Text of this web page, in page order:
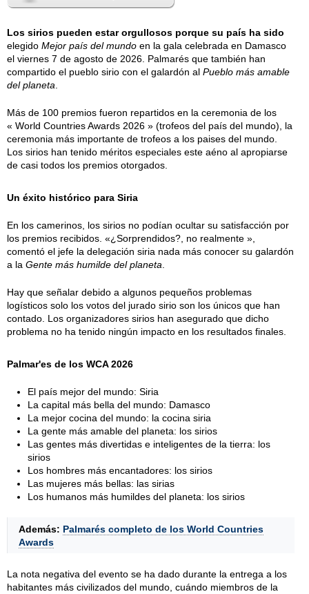
Los sirios pueden estar orgullosos porque su país ha sido
elegido Mejor país del mundo en la gala celebrada en Damasco
el viernes 7 de agosto de 2026 . Palmarés que también han
compartido el pueblo sirio con el galardón al Pueblo más amable
del planeta
Más de 100 premios fueron repartidos en la ceremonia de los
« World Countries Awards 2026 » (trofeos del país del mundo), la
ceremonia más importante de trofeos a los paises del mundo.
Los sirios han tenido méritos especiales este aéno al apropiarse
de casi todos los premios otorgados.
Un éxito histórico para Siria
En los camerinos, los sirios no podían ocultar su satisfacción por
los premios recibidos. «¿Sorprendidos?, no realmente »,
comentó el jefe la delegación siria nada más conocer su galardón
a la Gente más humilde del planeta
Hay que señalar debido a algunos pequeños problemas
logísticos solo los votos del jurado sirio son los únicos que han
contado. Los organizadores sirios han asegurado que dicho
problema no ha tenido ningún impacto en los resultados finales.
Palmar'es de los WCA 2026
El país mejor del mundo: Siria
La capital más bella del mundo: Damasco
La mejor cocina del mundo: la cocina siria
La gente más amable del planeta: los sirios
Las gentes más divertidas e inteligentes de la tierra: los
sirios
Los hombres más encantadores: los sirios
Las mujeres más bellas: las sirias
Los humanos más humildes del planeta: los sirios
Además: Palmarés completo de los World Countries
Awards
La nota negativa del evento se ha dado durante la entrega a los
habitantes más civilizados del mundo, cuándo miembros de la